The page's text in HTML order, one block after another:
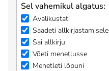
Sel vahemikul algatus:
Avalikustati
Saadeti allkirjastamisele
Sai allkirju
Võeti menetlusse
Menetleti lõpuni